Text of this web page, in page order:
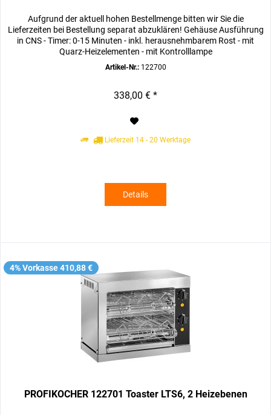
Aufgrund der aktuell hohen Bestellmenge bitten wir Sie die
Lieferzeiten bei Bestellung separat abzuklären! Gehäuse Ausführung
in CNS - Timer: 0-15 Minuten - inkl. herausnehmbarem Rost - mit
Quarz-Heizelementen - mit Kontrolllampe
Artikel-Nr.:122700
338,00 € *
Lieferzeit 14 - 20 Werktage
Details
4% Vorkasse 410,88 €
PROFIKOCHER 122701 Toaster LTS6, 2 Heizebenen